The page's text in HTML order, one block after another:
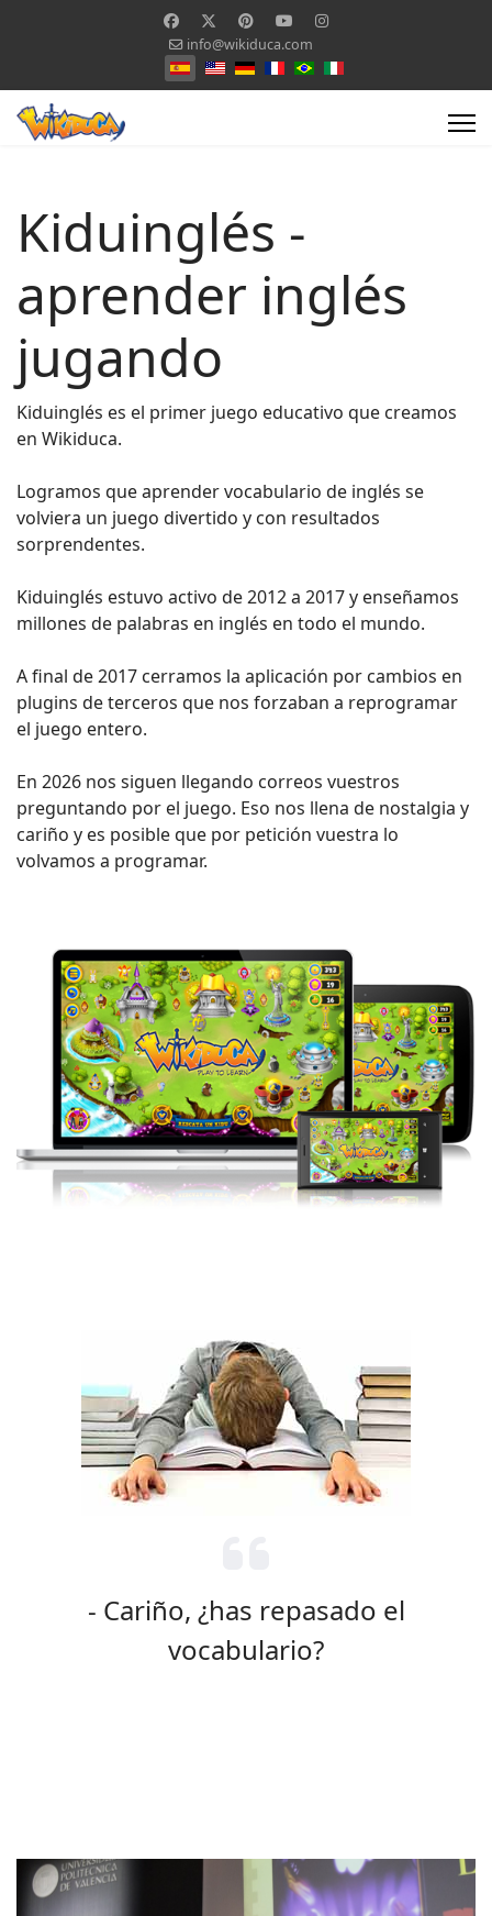
info@wikiduca.com
Seleccione su idioma
Kiduinglés -
aprender inglés
jugando
Kiduinglés es el primer juego educativo que creamos
en Wikiduca.
Logramos que aprender vocabulario de inglés se
volviera un juego divertido y con resultados
sorprendentes.
Kiduinglés estuvo activo de 2012 a 2017 y enseñamos
millones de palabras en inglés en todo el mundo.
A final de 2017 cerramos la aplicación por cambios en
plugins de terceros que nos forzaban a reprogramar
el juego entero.
En 2026 nos siguen llegando correos vuestros
preguntando por el juego. Eso nos llena de nostalgia y
cariño y es posible que por petición vuestra lo
volvamos a programar.
- Cariño, ¿has repasado el
vocabulario?